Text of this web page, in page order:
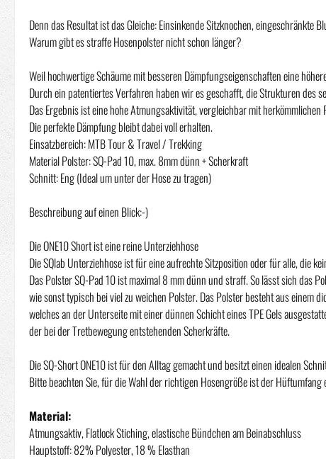
Denn das Resultat ist das Gleiche: Einsinkende Sitzknochen, eingeschränkte
Warum gibt es straffe Hosenpolster nicht schon länger?
Weil hochwertige Schäume mit besseren Dämpfungseigenschaften eine
Durch ein patentiertes Verfahren haben wir es geschafft, die Strukturen des
Das Ergebnis ist eine hohe Atmungsaktivität, vergleichbar mit herkömmlichen
Die perfekte Dämpfung bleibt dabei voll erhalten.
Einsatzbereich: MTB Tour & Travel / Trekking
Material Polster: SQ-Pad 10, max. 8mm dünn + Scherkraft
Schnitt: Eng (Ideal um unter der Hose zu tragen)
Beschreibung auf einen Blick:-)
Die ONE10 Short ist eine reine Unterziehhose
Die SQlab Unterziehhose ist für eine aufrechte Sitzposition oder für alle, die
Das Polster SQ-Pad 10 ist maximal 8 mm dünn und straff. So lässt sich das
wie sonst typisch bei viel zu weichen Polster. Das Polster besteht aus einem
welches an der Unterseite mit einer dünnen Schicht eines TPE Gels
der bei der Tretbewegung entstehenden Scherkräfte.
Die SQ-Short ONE10 ist für den Alltag gemacht und besitzt einen idealen
Bitte beachten Sie, für die Wahl der richtigen Hosengröße ist der
Material:
Atmungsaktiv, Flatlock Stiching, elastische Bündchen am Beinabschluss
Hauptstoff: 82% Polyester, 18 % Elasthan